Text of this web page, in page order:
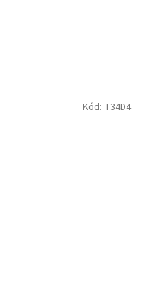
Kód: T34D4